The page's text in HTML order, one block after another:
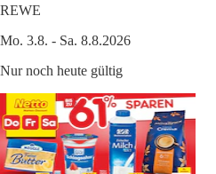
REWE
Mo. 3.8. - Sa. 8.8.2026
Nur noch heute gültig